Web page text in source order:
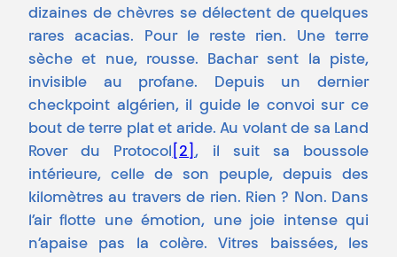
dizaines de chèvres se délectent de quelques
rares acacias. Pour le reste rien. Une terre
sèche et nue, rousse. Bachar sent la piste,
invisible au profane. Depuis un dernier
checkpoint algérien, il guide le convoi sur ce
bout de terre plat et aride. Au volant de sa Land
Rover du Protocol [2], il suit sa boussole
intérieure, celle de son peuple, depuis des
kilomètres au travers de rien. Rien ? Non. Dans
l’air flotte une émotion, une joie intense qui
n’apaise pas la colère. Vitres baissées, les